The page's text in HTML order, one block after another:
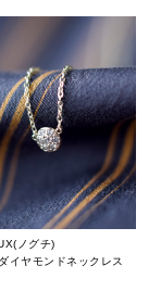
ノグチ)
イヤモンドネックレス